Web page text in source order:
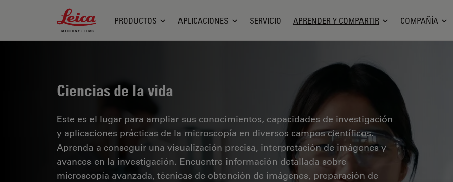
Leica Microsystems Logo
PRODUCTOS APLICACIONES SERVICIO APRENDER Y COMPARTIR COMPAÑÍA
Ciencias de la vida
Este es el lugar para ampliar sus conocimientos, capacidades de investigación
y aplicaciones prácticas de la microscopía en diversos campos científicos.
Aprenda a conseguir una visualización precisa, interpretación de imágenes y
avances en la investigación. Encuentre información detallada sobre
microscopía avanzada, técnicas de obtención de imágenes, preparación de